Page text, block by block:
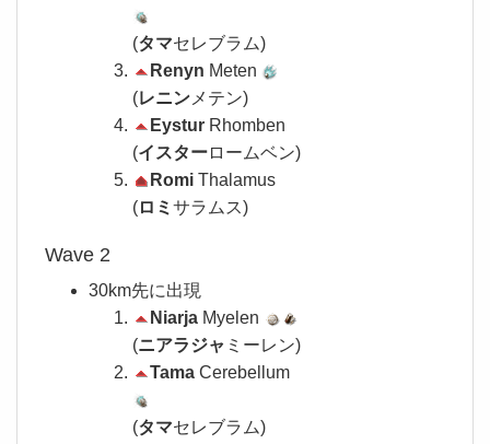
(タマセレブラム)
Renyn Meten
(レニン メテン)
Eystur Rhomben
(イスターロームベン)
Romi Thalamus
(ロミ サラムス)
Wave 2
30km先に出現
Niarja Myelen
(ニアラジャ ミーレン)
Tama Cerebellum
(タマセレブラム)